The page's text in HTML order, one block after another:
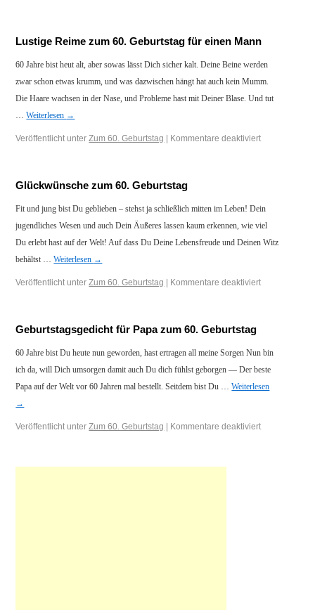
Lustige Reime zum 60. Geburtstag für einen Mann
60 Jahre bist heut alt, aber sowas lässt Dich sicher kalt. Deine Beine werden
zwar schon etwas krumm, und was dazwischen hängt hat auch kein Mumm.
Die Haare wachsen in der Nase, und Probleme hast mit Deiner Blase. Und tut
…Weiterlesen →
Veröffentlicht unter Zum 60. Geburtstag Kommentare deaktiviert
Glückwünsche zum 60. Geburtstag
Fit und jung bist Du geblieben – stehst ja schließlich mitten im Leben! Dein
jugendliches Wesen und auch Dein Äußeres lassen kaum erkennen, wie viel
Du erlebt hast auf der Welt! Auf dass Du Deine Lebensfreude und Deinen Witz
behältst …Weiterlesen →
Veröffentlicht unter Zum 60. Geburtstag Kommentare deaktiviert
Geburtstagsgedicht für Papa zum 60. Geburtstag
60 Jahre bist Du heute nun geworden, hast ertragen all meine Sorgen Nun bin
ich da, will Dich umsorgen damit auch Du dich fühlst geborgen — Der beste
Papa auf der Welt vor 60 Jahren mal bestellt. Seitdem bist Du …Weiterlesen
→
Veröffentlicht unter Zum 60. Geburtstag Kommentare deaktiviert